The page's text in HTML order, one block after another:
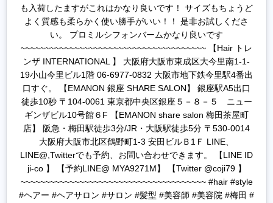
も入荷したますがこれはかなり良いです！ サイズもちょうど
よく質感も柔らかく使い勝手がいい！！ 是非お試しくださ
い。 プロミルシフォンバームかなり良いです
~~~~~~~~~~~~~~~~~~~~~~~~~~~~~~~~~~~~~~ 【Hair トレ
ンザ INTERNATIONAL 】 大阪府大阪市東成区大今里南1-1-
19小山今里ビル1階 06-6977-0832 大阪市地下鉄今里駅4番出
口すぐ。 【EMANON 銀座 SHARE SALON】 銀座駅A5出口
徒歩10秒 〒104-0061 東京都中央区銀座５－８－５ ニュー
ギンザビル10号館６F 【EMANON share salon 梅田茶屋町
店】 阪急・梅田駅徒歩3分/JR・大阪駅徒歩5分 〒530-0014
大阪府大阪市北区鶴野町1-3 安田ビルＢ1Ｆ LINE、
LINE@,Twitterでも予約、お問い合わせできます。 【LINE ID
ji-co 】 【予約LINE@ MYA9271M】 【Twitter @coji79 】
~~~~~~~~~~~~~~~~~~~~~~~~~~~~~~~~~~~~~~ #hair #style
#ヘアー #ヘアサロン #サロン #髪型 #美容師 #美容院 #梅田 #